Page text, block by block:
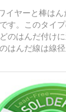
イヤーと棒は
す。このタイ
のはんだ付け
はんだ線は線